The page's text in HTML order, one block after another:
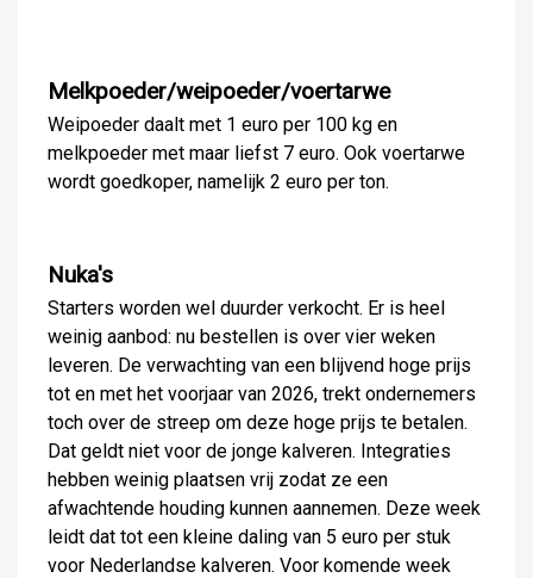
Melkpoeder/weipoeder/voertarwe
Weipoeder daalt met 1 euro per 100 kg en
melkpoeder met maar liefst 7 euro. Ook voertarwe
wordt goedkoper, namelijk 2 euro per ton.
Nuka's
Starters worden wel duurder verkocht. Er is heel
weinig aanbod: nu bestellen is over vier weken
leveren. De verwachting van een blijvend hoge prijs
tot en met het voorjaar van 2026, trekt ondernemers
toch over de streep om deze hoge prijs te betalen.
Dat geldt niet voor de jonge kalveren. Integraties
hebben weinig plaatsen vrij zodat ze een
afwachtende houding kunnen aannemen. Deze week
leidt dat tot een kleine daling van 5 euro per stuk
voor Nederlandse kalveren. Voor komende week